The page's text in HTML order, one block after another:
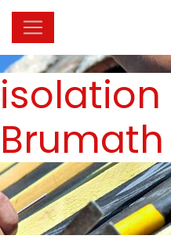
Brumath
Panneau de gestion des